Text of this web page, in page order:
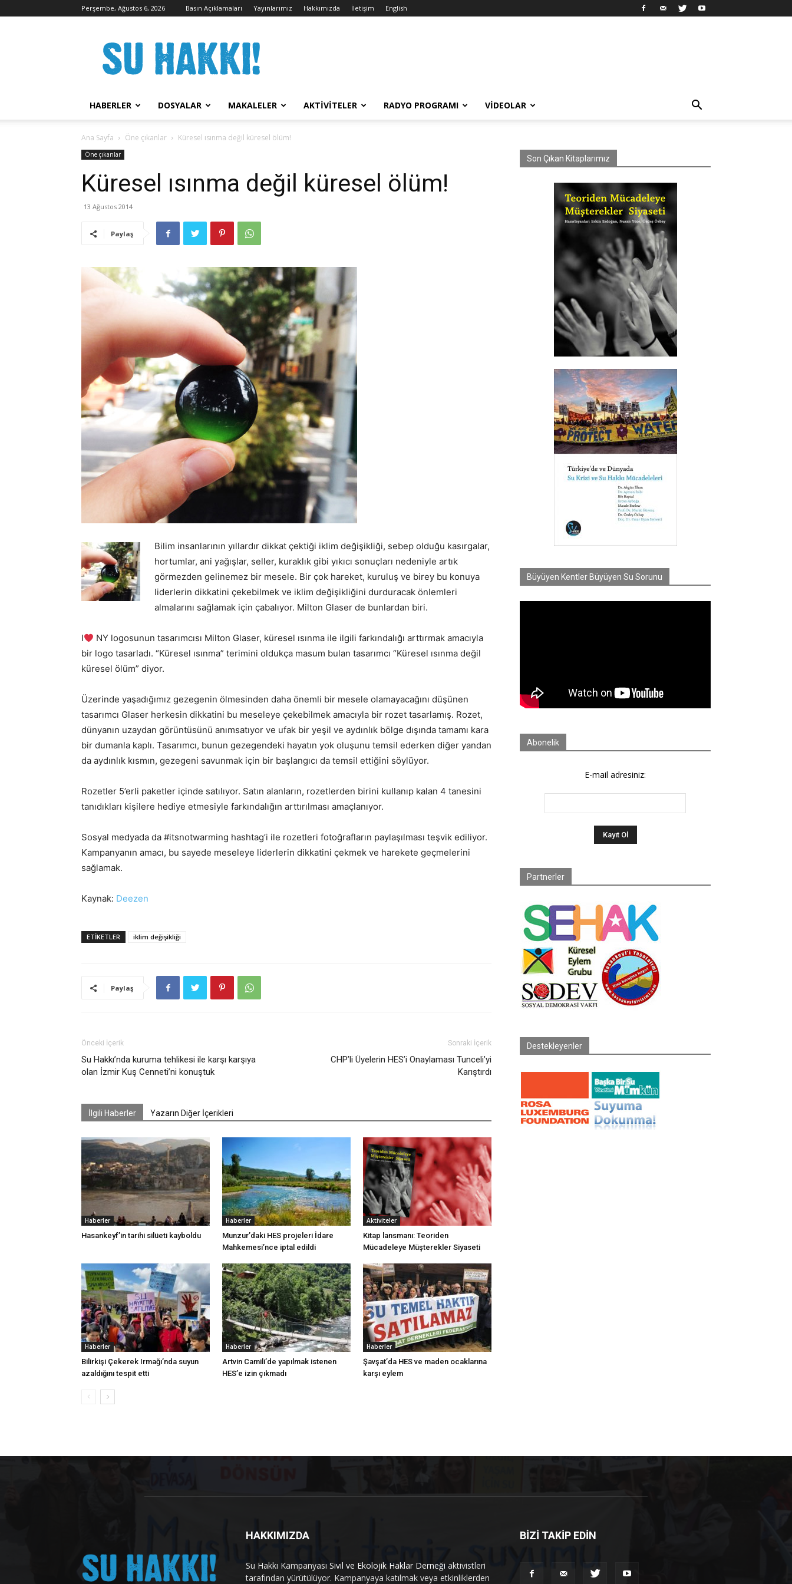
Perşembe, Ağustos 6, 2026 Basın Açıklamaları Yayınlarımız Hakkımızda İletişim English
Hakkı
Kampanyası
HABERLER DOSYALAR MAKALELER AKTIVITELER RADYO PROGRAMI VIDEOLAR
Ana Sayfa Öne çıkanlar Küresel ısınma değil küresel ölüm!
Öne çıkanlar
Küresel ısınma değil küresel ölüm!
13 Ağustos 2014
Paylaş
Bilim insanlarının yıllardır dikkat çektiği iklim değişikliği, sebep olduğu kasırgalar,
hortumlar, ani yağışlar, seller, kuraklık gibi yıkıcı sonuçları nedeniyle artık
görmezden gelinemez bir mesele. Bir çok hareket, kuruluş ve birey bu konuya
liderlerin dikkatini çekebilmek ve iklim değişikliğini durduracak önlemleri
almalarını sağlamak için çabalıyor. Milton Glaser de bunlardan biri.
I
NY logosunun tasarımcısı Milton Glaser, küresel ısınma ile ilgili farkındalığı arttırmak amacıyla
bir logo tasarladı. “Küresel ısınma” terimini oldukça masum bulan tasarımcı “Küresel ısınma değil
küresel ölüm” diyor.
Üzerinde yaşadığımız gezegenin ölmesinden daha önemli bir mesele olamayacağını düşünen
tasarımcı Glaser herkesin dikkatini bu meseleye çekebilmek amacıyla bir rozet tasarlamış. Rozet,
dünyanın uzaydan görüntüsünü anımsatıyor ve ufak bir yeşil ve aydınlık bölge dışında tamamı kara
bir dumanla kaplı. Tasarımcı, bunun gezegendeki hayatın yok oluşunu temsil ederken diğer yandan
da aydınlık kısmın, gezegeni savunmak için bir başlangıcı da temsil ettiğini söylüyor.
Rozetler 5’erli paketler içinde satılıyor. Satın alanların, rozetlerden birini kullanıp kalan 4 tanesini
tanıdıkları kişilere hediye etmesiyle farkındalığın arttırılması amaçlanıyor.
Sosyal medyada da #itsnotwarming hashtag’i ile rozetleri fotoğrafların paylaşılması teşvik ediliyor.
Kampanyanın amacı, bu sayede meseleye liderlerin dikkatini çekmek ve harekete geçmelerini
sağlamak.
Kaynak: Deezen
ETIKETLER iklim değişikliği
Paylaş
Önceki İçerik
Su Hakkı’nda kuruma tehlikesi ile karşı karşıya
olan İzmir Kuş Cenneti’ni konuştuk
Sonraki İçerik
CHP’li Üyelerin HES’i Onaylaması Tunceli’yi
Karıştırdı
İlgili Haberler Yazarın Diğer İçerikleri
Haberler
Hasankeyf’in tarihi silüeti kayboldu
Haberler
Munzur’daki HES projeleri İdare
Mahkemesi’nce iptal edildi
Aktiviteler
Kitap lansmanı: Teoriden
Mücadeleye Müşterekler Siyaseti
Haberler
Bilirkişi Çekerek Irmağı’nda suyun
azaldığını tespit etti
Haberler
Artvin Camili’de yapılmak istenen
HES’e izin çıkmadı
Haberler
Şavşat’da HES ve maden ocaklarına
karşı eylem
Son Çıkan Kitaplarımız
Büyüyen Kentler Büyüyen Su Sorunu
Abonelik
E-mail adresiniz:
Partnerler
Destekleyenler
HAKKIMIZDA
Su Hakkı Kampanyası Sivil ve Ekolojik Haklar Derneği aktivistleri
tarafından yürütülüyor. Kampanyaya katılmak veya etkinliklerden
BİZİ TAKİP EDİN